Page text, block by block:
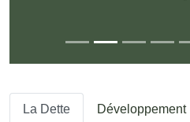
La Dette Développement